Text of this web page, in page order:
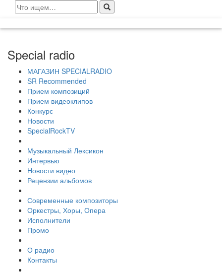
Search
for:
Special radio
МАГАЗИН SPECIALRADIO
SR Recommended
Прием композиций
Прием видеоклипов
Конкурс
Новости
SpecialRockTV
Музыкальный Лексикон
Интервью
Новости видео
Рецензии альбомов
Современные композиторы
Оркестры, Хоры, Опера
Исполнители
Промо
О радио
Контакты